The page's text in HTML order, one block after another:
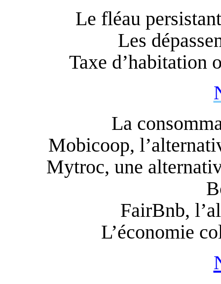
Le fléau
Les
Taxe d’habitation
La
Mobicoop,
Mytroc, une
FairBnb,
L’économie